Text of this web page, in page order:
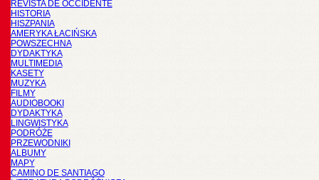
REVISTA DE OCCIDENTE
HISTORIA
HISZPANIA
AMERYKA ŁACIŃSKA
POWSZECHNA
DYDAKTYKA
MULTIMEDIA
KASETY
MUZYKA
FILMY
AUDIOBOOKI
DYDAKTYKA
LINGWISTYKA
PODRÓŻE
PRZEWODNIKI
ALBUMY
MAPY
CAMINO DE SANTIAGO